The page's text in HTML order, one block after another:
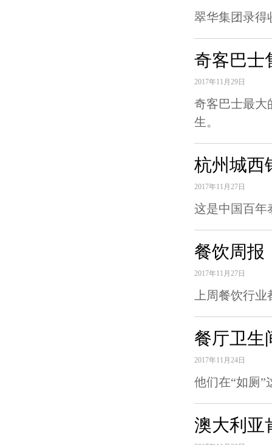
翠华集团录得
奇客巴士
2017年11月29日
奇客巴士最大
生。
杭州城西
2017年11月27日
这是中国百年
餐饮周报
2017年11月27日
上周餐饮行
餐厅卫生
2017年11月24日
他们在“如厕”
澳大利亚